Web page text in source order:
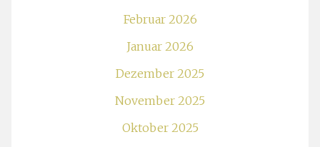
Februar 2026
Januar 2026
Dezember 2025
November 2025
Oktober 2025